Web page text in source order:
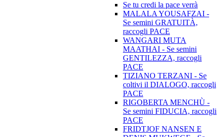
Se tu credi la pace verrà
MALALA YOUSAFZAI -
Se semini GRATUITÀ,
raccogli PACE
WANGARI MUTA
MAATHAI - Se semini
GENTILEZZA, raccogli
PACE
TIZIANO TERZANI - Se
coltivi il DIALOGO, raccogli
PACE
RIGOBERTA MENCHÙ -
Se semini FIDUCIA, raccogli
PACE
FRIDTJOF NANSEN E